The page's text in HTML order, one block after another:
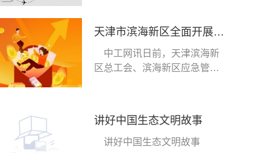
天津市滨海新区全面开展2023年“安康杯”竞赛
中工网讯日前，天津滨海新
区总工会、滨海新区应急管理
讲好中国生态文明故事
讲好中国生态文明故事